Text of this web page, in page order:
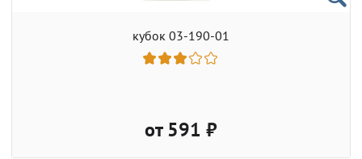
кубок 03-190-01
от 591 ₽